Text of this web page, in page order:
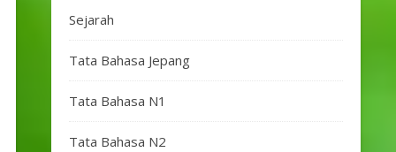
Sejarah
Tata Bahasa Jepang
Tata Bahasa N1
Tata Bahasa N2